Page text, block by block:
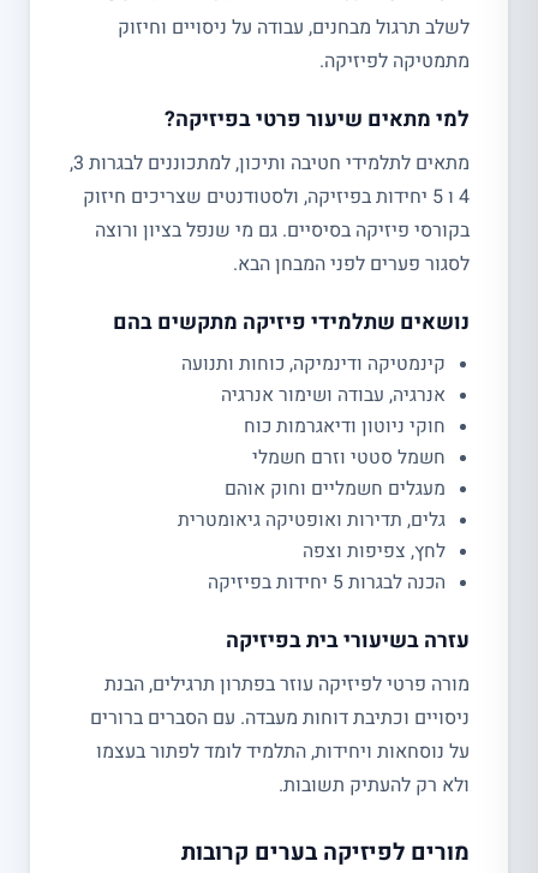
לשלב תרגול מבחנים, עבודה על ניסויים וחיזוק
מתמטיקה לפיזיקה.
למי מתאים שיעור פרטי בפיזיקה?
מתאים לתלמידי חטיבה ותיכון, למתכוננים לבגרות 3,
4 ו 5 יחידות בפיזיקה, ולסטודנטים שצריכים חיזוק
בקורסי פיזיקה בסיסיים. גם מי שנפל בציון ורוצה
לסגור פערים לפני המבחן הבא.
נושאים שתלמידי פיזיקה מתקשים בהם
קינמטיקה ודינמיקה, כוחות ותנועה
אנרגיה, עבודה ושימור אנרגיה
חוקי ניוטון ודיאגרמות כוח
חשמל סטטי וזרם חשמלי
מעגלים חשמליים וחוק אוהם
גלים, תדירות ואופטיקה גיאומטרית
לחץ, צפיפות וצפה
הכנה לבגרות 5 יחידות בפיזיקה
עזרה בשיעורי בית בפיזיקה
מורה פרטי לפיזיקה עוזר בפתרון תרגילים, הבנת
ניסויים וכתיבת דוחות מעבדה. עם הסברים ברורים
על נוסחאות ויחידות, התלמיד לומד לפתור בעצמו
ולא רק להעתיק תשובות.
מורים לפיזיקה בערים קרובות